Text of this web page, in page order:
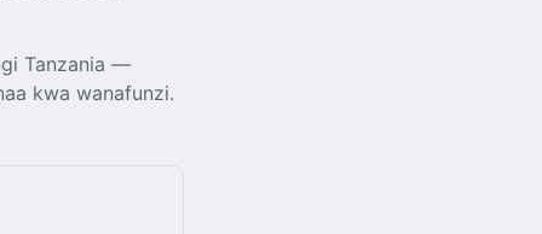
Tanzania —
kwa wanafunzi.